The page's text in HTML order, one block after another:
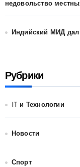
недовольство
Индийский МИД
Рубрики
IT и Технологии
Новости
Спорт